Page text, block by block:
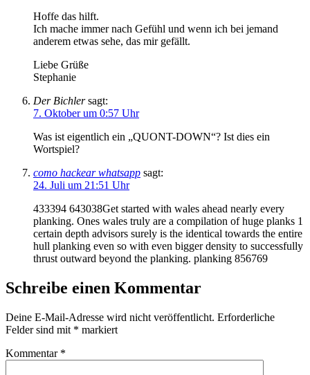
Hoffe das hilft.
Ich mache immer nach Gefühl und wenn ich bei jemand
anderem etwas sehe, das mir gefällt.
Liebe Grüße
Stephanie
Der Bichler sagt:
7. Oktober um 0:57 Uhr
Was ist eigentlich ein „QUONT-DOWN“? Ist dies ein
Wortspiel?
como hackear whatsapp sagt:
24. Juli um 21:51 Uhr
433394 643038Get started with wales ahead nearly every
planking. Ones wales truly are a compilation of huge planks 1
certain depth advisors surely is the identical towards the entire
hull planking even so with even bigger density to successfully
thrust outward beyond the planking. planking 856769
Schreibe einen Kommentar
Deine E-Mail-Adresse wird nicht veröffentlicht. Erforderliche
Felder sind mit * markiert
Kommentar *